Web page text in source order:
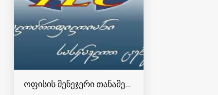
ოფისის მენეჯერი თანამედროვე ოფისში